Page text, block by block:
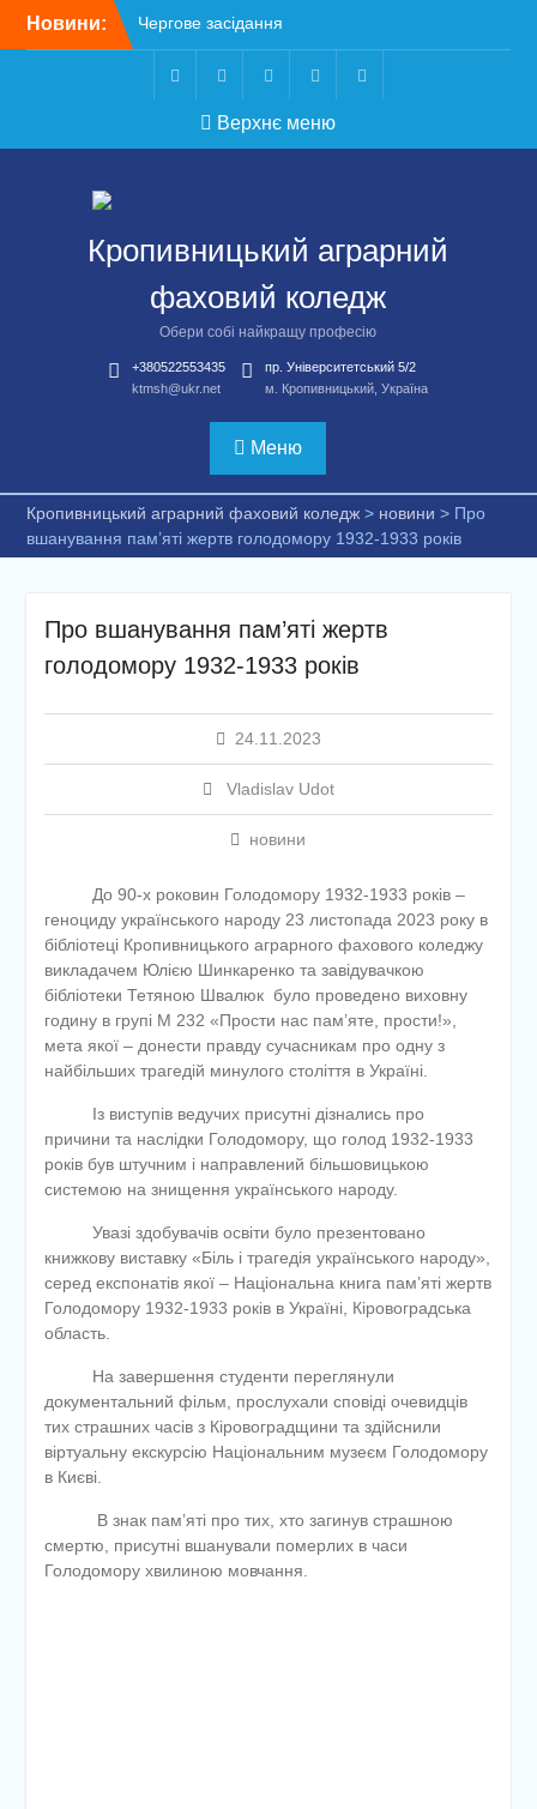
Новини:
Чергове засідання
стипендіальної комісії:
основні рішення
Небезпечні розваги
можуть коштувати життя
Крок до сучасної
ВСТУП-2026
TelegramFacebookInstagram Youtube
Верхнє меню
Кропивницький аграрний
фаховий коледж
Обери собі найкращу професію
+380522553435
ktmsh@ukr.net
пр. Університетський 5/2
м. Кропивницький, Україна
Меню
Кропивницький аграрний фаховий коледж> новини > Про
вшанування пам’яті жертв голодомору 1932-1933 років
Про вшанування пам’яті жертв
голодомору 1932-1933 років
24.11.2023
Vladislav Udot
новини
До 90-х роковин Голодомору 1932-1933 років –
геноциду українського народу 23 листопада 2023 року в
бібліотеці Кропивницького аграрного фахового коледжу
викладачем Юлією Шинкаренко та завідувачкою
бібліотеки Тетяною Швалюк було проведено виховну
годину в групі М 232 «Прости нас пам’яте, прости!»,
мета якої – донести правду сучасникам про одну з
найбільших трагедій минулого століття в Україні.
Із виступів ведучих присутні дізнались про
причини та наслідки Голодомору, що голод 1932-1933
років був штучним і направлений більшовицькою
системою на знищення українського народу.
Увазі здобувачів освіти було презентовано
книжкову виставку «Біль і трагедія українського народу»,
серед експонатів якої – Національна книга пам’яті жертв
Голодомору 1932-1933 років в Україні, Кіровоградська
область.
На завершення студенти переглянули
документальний фільм, прослухали сповіді очевидців
тих страшних часів з Кіровоградщини та здійснили
віртуальну екскурсію Національним музеєм Голодомору
в Києві.
В знак пам’яті про тих, хто загинув страшною
смертю, присутні вшанували померлих в часи
Голодомору хвилиною мовчання.